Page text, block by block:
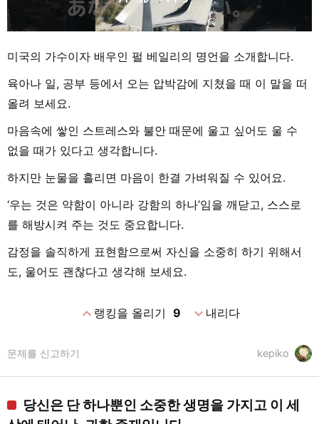
미국의 가수이자 배우인 펄 베일리의 명언을 소개합니다.
육아나 일, 공부 등에서 오는 압박감에 지쳤을 때 이 말을 떠
올려 보세요.
마음속에 쌓인 스트레스와 불안 때문에 울고 싶어도 울 수
없을 때가 있다고 생각합니다.
하지만 눈물을 흘리면 마음이 한결 가벼워질 수 있어요.
‘우는 것은 약함이 아니라 강함의 하나’임을 깨닫고, 스스로
를 해방시켜 주는 것도 중요합니다.
감정을 솔직하게 표현함으로써 자신을 소중히 하기 위해서
도, 울어도 괜찮다고 생각해 보세요.
expand_less랭킹을 올리기 9 expand_more내리다
kepiko
문제를 신고하기
당신은 단 하나뿐인 소중한 생명을 가지고 이 세